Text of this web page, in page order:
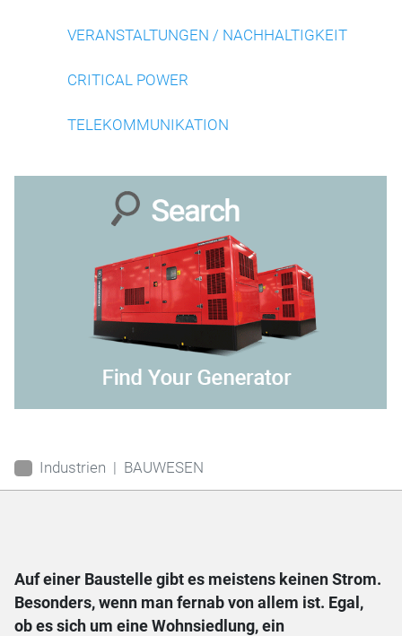
VERANSTALTUNGEN / NACHHALTIGKEIT
CRITICAL POWER
TELEKOMMUNIKATION
Industrien BAUWESEN
Auf einer Baustelle gibt es meistens keinen Strom.
Besonders, wenn man fernab von allem ist. Egal,
ob es sich um eine Wohnsiedlung, ein